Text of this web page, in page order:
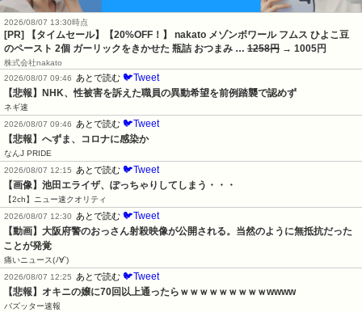
2026/08/07 13:30時点
[PR] 【タイムセール】【20%OFF！】 nakato メゾンボワール フムス ひよこ豆
のペースト 2個 ガーリックをきかせた 瓶詰 おつまみ … 1258円 → 1005円
株式会社nakato
2026/08/07 09:46
あとで読む 🐦Tweet
【悲報】NHK、性被害を訴えた職員の異動希望を前例踏襲で認めず
ネギ速
2026/08/07 09:46
あとで読む 🐦Tweet
【悲報】へずま、コロナに感染か
なんJ PRIDE
2026/08/07 12:15
あとで読む 🐦Tweet
【画像】池田エライザ、ぽっちゃりしてしまう・・・
【2ch】ニュー速クオリティ
2026/08/07 12:30
あとで読む 🐦Tweet
【動画】大阪府警のおっさん射殺映像が公開される。当然のように無抵抗だった
ことが発覚
痛いニュース(ﾉ∀`)
2026/08/07 12:25
あとで読む 🐦Tweet
【悲報】オキニの嬢に70回以上通ったらｗｗｗｗｗｗｗｗｗwwww
バズッター速報